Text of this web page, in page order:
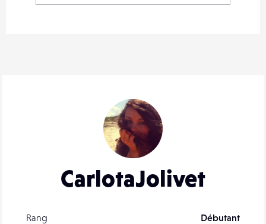
CarlotaJolivet
Rang
Débutant